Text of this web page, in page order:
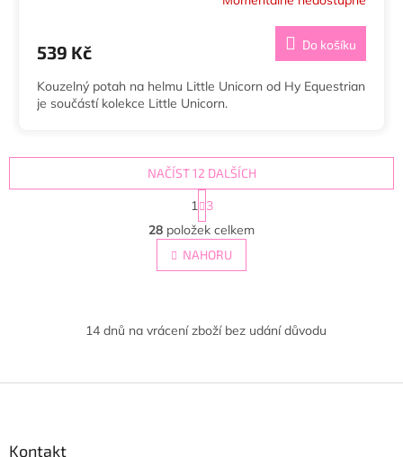
539 Kč Do košíku
Kouzelný potah na helmu Little Unicorn od Hy Equestrian
je součástí kolekce Little Unicorn.
O
v
l
á
c
í
NAČÍST 12 DALŠÍCH
t
r
á
n
k
n
1 3
28 položek celkem
NAHORU
14 dnů na vrácení zboží bez udání důvodu
Kontakt